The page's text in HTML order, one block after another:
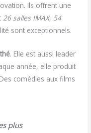
Ils offrent une
26 salles IMAX, 54
sont exceptionnels.
. Elle est aussi leader
année, elle produit
comédies aux films
plus